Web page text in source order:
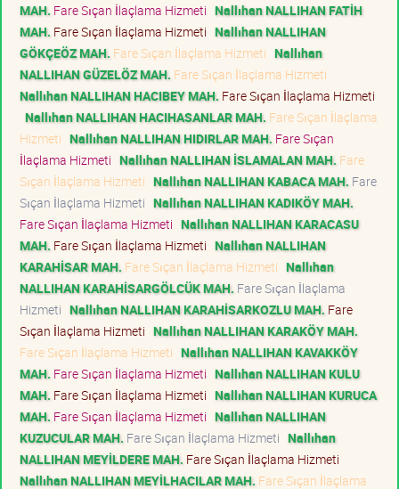
MAH. Fare Sıçan İlaçlama Hizmeti Nallıhan NALLIHAN FATİH
MAH. Fare Sıçan İlaçlama Hizmeti Nallıhan NALLIHAN
GÖKÇEÖZ MAH. Fare Sıçan İlaçlama Hizmeti Nallıhan
NALLIHAN GÜZELÖZ MAH. Fare Sıçan İlaçlama Hizmeti
Nallıhan NALLIHAN HACIBEY MAH. Fare Sıçan İlaçlama Hizmeti
Nallıhan NALLIHAN HACIHASANLAR MAH. Fare Sıçan İlaçlama
Hizmeti Nallıhan NALLIHAN HIDIRLAR MAH. Fare Sıçan
İlaçlama Hizmeti Nallıhan NALLIHAN İSLAMALAN MAH. Fare
Sıçan İlaçlama Hizmeti Nallıhan NALLIHAN KABACA MAH. Fare
Sıçan İlaçlama Hizmeti Nallıhan NALLIHAN KADIKÖY MAH.
Fare Sıçan İlaçlama Hizmeti Nallıhan NALLIHAN KARACASU
MAH. Fare Sıçan İlaçlama Hizmeti Nallıhan NALLIHAN
KARAHİSAR MAH. Fare Sıçan İlaçlama Hizmeti Nallıhan
NALLIHAN KARAHİSARGÖLCÜK MAH. Fare Sıçan İlaçlama
Hizmeti Nallıhan NALLIHAN KARAHİSARKOZLU MAH. Fare
Sıçan İlaçlama Hizmeti Nallıhan NALLIHAN KARAKÖY MAH.
Fare Sıçan İlaçlama Hizmeti Nallıhan NALLIHAN KAVAKKÖY
MAH. Fare Sıçan İlaçlama Hizmeti Nallıhan NALLIHAN KULU
MAH. Fare Sıçan İlaçlama Hizmeti Nallıhan NALLIHAN KURUCA
MAH. Fare Sıçan İlaçlama Hizmeti Nallıhan NALLIHAN
KUZUCULAR MAH. Fare Sıçan İlaçlama Hizmeti Nallıhan
NALLIHAN MEYİLDERE MAH. Fare Sıçan İlaçlama Hizmeti
Nallıhan NALLIHAN MEYİLHACILAR MAH. Fare Sıçan İlaçlama